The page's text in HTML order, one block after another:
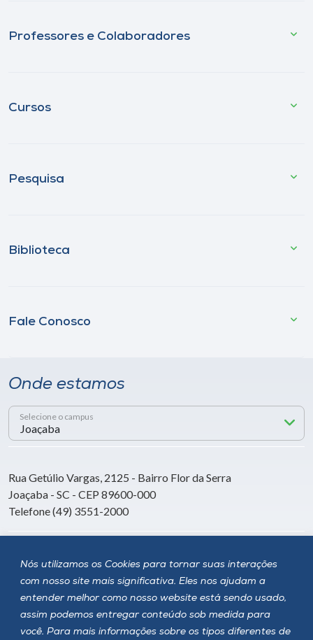
Nós utilizamos os Cookies para tornar suas interações
com nosso site mais significativa. Eles nos ajudam a
entender melhor como nosso website está sendo usado,
assim podemos entregar conteúdo sob medida para
você. Para mais informações sobre os tipos diferentes de
Professores e Colaboradores
Cursos
Pesquisa
Biblioteca
Fale Conosco
Onde estamos
Selecione o campus
Rua Getúlio Vargas, 2125 - Bairro Flor da Serra
Joaçaba - SC - CEP 89600-000
Telefone (49) 3551-2000
Siga a Unoesc